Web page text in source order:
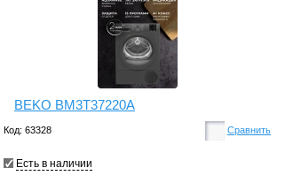
BEKO BM3T37220A
Код: 63328 Сравнить
Есть в наличии